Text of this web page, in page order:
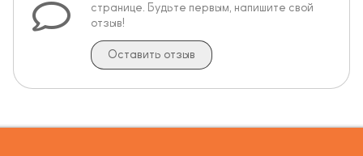
странице. Будьте первым, напишите свой
отзыв!
Оставить отзыв